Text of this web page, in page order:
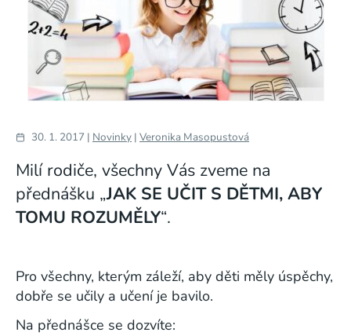
30. 1. 2017 | Novinky | Veronika Masopustová
Milí rodiče, všechny Vás zveme na
přednášku „JAK SE UČIT S DĚTMI, ABY
TOMU ROZUMĚLY“.
Pro všechny, kterým záleží, aby děti měly úspěchy,
dobře se učily a učení je bavilo.
Na přednášce se dozvíte: